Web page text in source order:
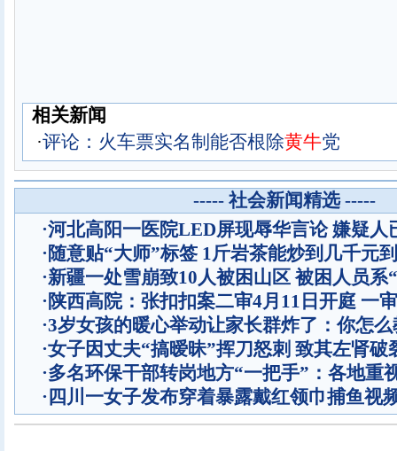
相关新闻
·评论：火车票实名制能否根除黄牛党
----- 社会新闻精选 -----
·河北高阳一医院LED屏现辱华言论 嫌疑人
·随意贴“大师”标签 1斤岩茶能炒到几千元
·新疆一处雪崩致10人被困山区 被困人员系
·陕西高院：张扣扣案二审4月11日开庭 一
·3岁女孩的暖心举动让家长群炸了：你怎
·女子因丈夫“搞暧昧”挥刀怒刺 致其左肾破
·多名环保干部转岗地方“一把手”：各地重
· 四川一女子发布穿着暴露戴红领巾捕鱼视